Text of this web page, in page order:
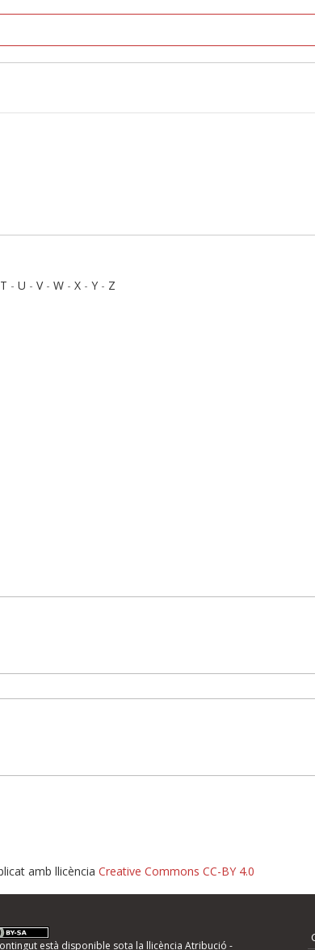
T - U - V- W - X - Y - Z
d'errors
amb llicència Creative Commons CC-BY 4.0
està disponible sota la llicència Atribució -